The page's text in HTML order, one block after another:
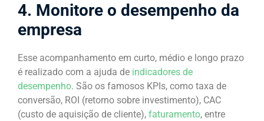
4. Monitore o desempenho da
empresa
Esse acompanhamento em curto, médio e longo prazo
é realizado com a ajuda de indicadores de
desempenho. São os famosos KPIs, como taxa de
conversão, ROI (retorno sobre investimento), CAC
(custo de aquisição de cliente), faturamento, entre